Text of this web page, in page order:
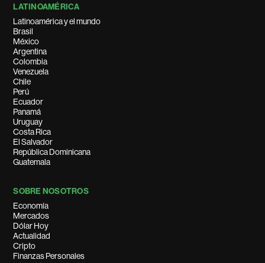
LATINOAMÉRICA
Latinoamérica y el mundo
Brasil
México
Argentina
Colombia
Venezuela
Chile
Perú
Ecuador
Panamá
Uruguay
Costa Rica
El Salvador
República Dominicana
Guatemala
SOBRE NOSOTROS
Economía
Mercados
Dólar Hoy
Actualidad
Cripto
Finanzas Personales